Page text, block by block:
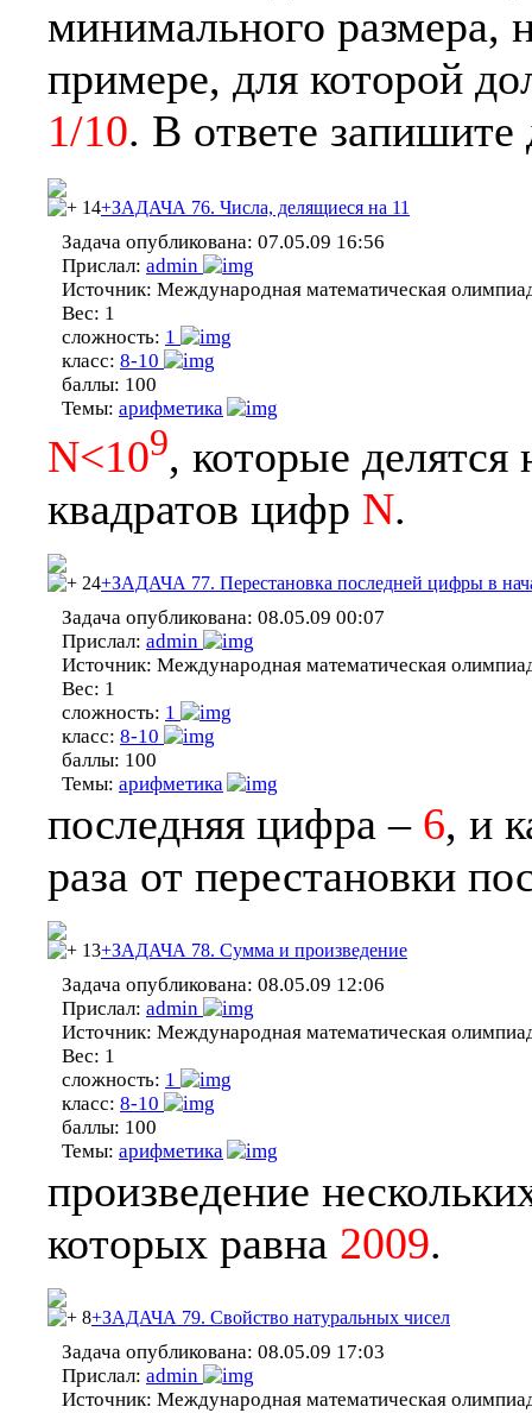
минимального размера,
примере, для которой
1/10. В ответе
14+ЗАДАЧА 76. Числа, делящиеся на 11
Задача опубликована: 07.05.09 16:56
Прислал: admin
Источник: Международная математическая
Вес: 1
сложность: 1
класс: 8-10
баллы: 100
Темы: арифметика
N<109, которые делятся
квадратов цифр N.
24+ЗАДАЧА 77. Перестановка последней цифры в
Задача опубликована: 08.05.09 00:07
Прислал: admin
Источник: Международная математическая
Вес: 1
сложность: 1
класс: 8-10
баллы: 100
Темы: арифметика
последняя цифра – 6, и
раза от перестановки
13+ЗАДАЧА 78. Сумма и произведение
Задача опубликована: 08.05.09 12:06
Прислал: admin
Источник: Международная математическая
Вес: 1
сложность: 1
класс: 8-10
баллы: 100
Темы: арифметика
произведение
которых равна 2009.
8+ЗАДАЧА 79. Свойство натуральных чисел
Задача опубликована: 08.05.09 17:03
Прислал: admin
Источник: Международная математическая